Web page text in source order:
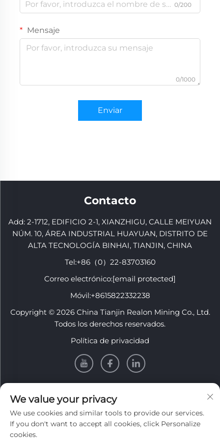
0/200
Mensaje
0/1000
Enviar
Contacto
Add: 2-1712, EDIFICIO 2-1, XIANZHIGU, CALLE MEIYUAN
NÚM. 10, ÁREA INDUSTRIAL HUAYUAN, DISTRITO DE
ALTA TECNOLOGÍA BINHAI, TIANJIN, CHINA
Tel:+86（0）22-83703160
Correo electrónico:[email protected]
Móvil:+8615822332238
Copyright © 2026 China Tianjin Realon Mining Co., Ltd.
Todos los derechos reservados.
Política de privacidad
INFORMACIÓN
Regístrate para recibir nuestro boletín semanal
We value your privacy
We use cookies and similar tools to provide our services.
If you don't want to accept all cookies, click Personalize
cookies.